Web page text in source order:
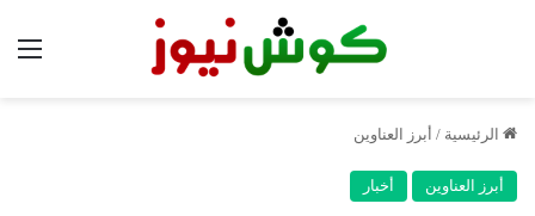
الرئيسية / أبرز العناوين
أبرز العناوين أخبار